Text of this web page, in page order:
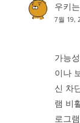
우키
7월 19,
가능
이나
신 차
램 비
로그